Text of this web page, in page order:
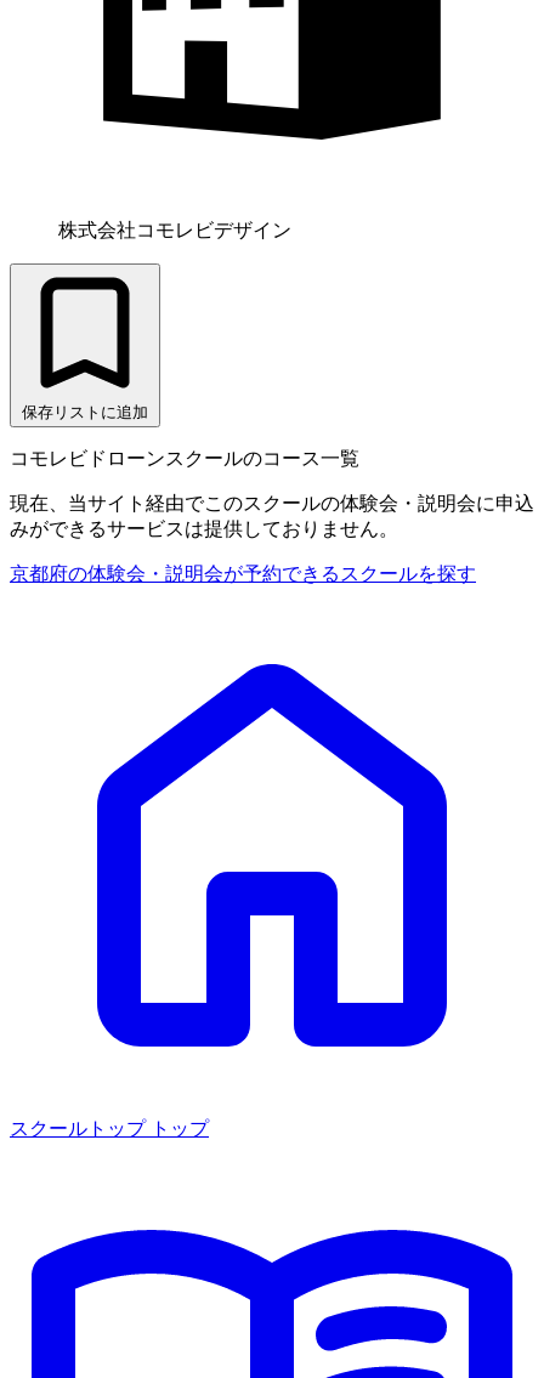
株式会社コモレビデザイン
保存リストに追加
コモレビドローンスクールのコース一覧
現在、当サイト経由でこのスクールの体験会・説明会に申込
みができるサービスは提供しておりません。
京都府の体験会・説明会が予約できるスクールを探す
スクールトップ トップ